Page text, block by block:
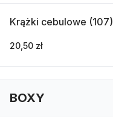
Krążki cebulowe (107)
20,50 zł
BOXY